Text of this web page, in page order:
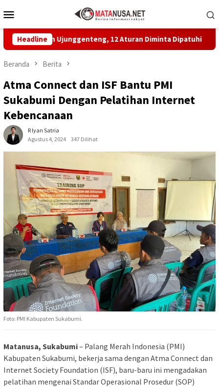
ke
Mobile
Headline
Ujunggenteng, 12 Aturan Diminta Dipatuhi MBG
Beranda Berita
Atma Connect dan ISF Bantu PMI
Sukabumi Dengan Pelatihan Internet
Kebencanaan
R Iyan Satria
Agustus 4, 2024
347 Dilihat
Foto: PMI Kabupaten Sukabumi.
Matanusa, Sukabumi– Palang Merah Indonesia (PMI)
Kabupaten Sukabumi, bekerja sama dengan Atma Connect dan
Internet Society Foundation (ISF), baru-baru ini mengadakan
pelatihan mengenai Standar Operasional Prosedur (SOP)